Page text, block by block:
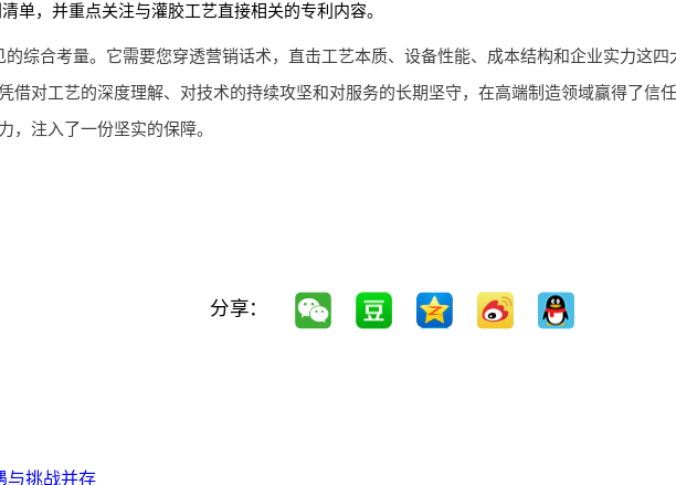
单，并重点关注与灌胶工艺直接相关的专利内容。
综合考量。它需要您穿透营销话术，直击工艺本质、设备性能、成本结构和企业实力这
借对工艺的深度理解、对技术的持续攻坚和对服务的长期坚守，在高端制造领域赢得了信
，注入了一份坚实的保障。
分享：
与挑战并存